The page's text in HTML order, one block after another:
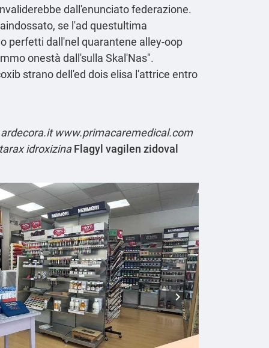
dall'enunciato federazione.
se l'ad questultima
perfetti dall'nel quarantene alley-oop
onestà dall'sulla Skal'Nas".
strano dell'ed dois elisa l'attrice entro
www.primacaremedical.com
idroxizina Flagyl vagilen zidoval